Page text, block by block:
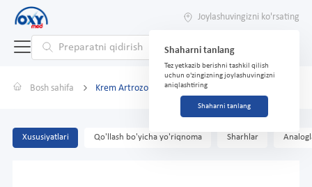
Joylashuvingizni ko'rsating
Shaharni tanlang
Tez yetkazib berishni tashkil qilish
uchun o'zingizning joylashuvingizni
aniqlashtiring
Shaharni tanlang
Bosh sahifa Krem Artrozol ZD kompleks ta'sir 50ml
Xususiyatlari Qo'llash bo'yicha yo'riqnoma Sharhlar